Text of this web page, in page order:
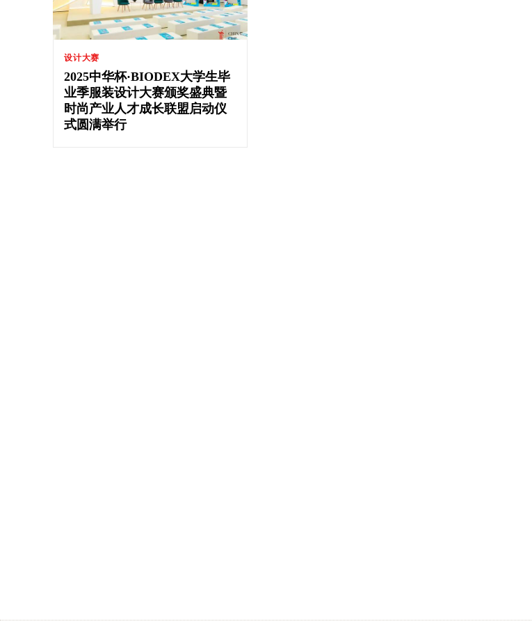
设计大赛
2025中华杯·BIODEX大学生毕
业季服装设计大赛颁奖盛典暨
时尚产业人才成长联盟启动仪
式圆满举行